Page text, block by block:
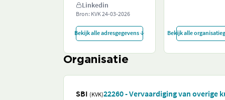
Linkedin
Bron: KVK24-03-2026
Bekijk alle adresgegevens Bekijk alle
Organisatie
SBI (KVK)22260 - Vervaardiging van overige